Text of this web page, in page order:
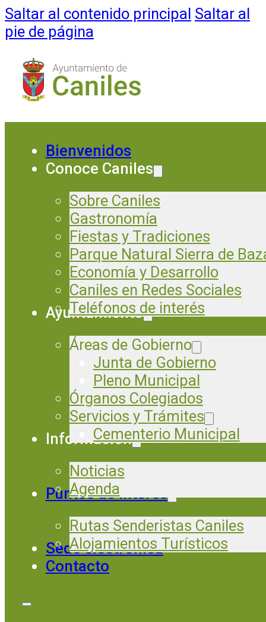
Saltar al contenido principal Saltar al
pie de página
Bienvenidos
Conoce Caniles
Sobre Caniles
Gastronomía
Fiestas y Tradiciones
Parque Natural Sierra de
Economía y Desarrollo
Caniles en Redes Sociales
Teléfonos de interés
Ayuntamiento
Áreas de Gobierno
Junta de Gobierno
Pleno Municipal
Órganos Colegiados
Servicios y Trámites
Cementerio Municipal
Información
Noticias
Agenda
Puntos de Interés
Rutas Senderistas Caniles
Alojamientos Turísticos
Sede electrónica
Contacto